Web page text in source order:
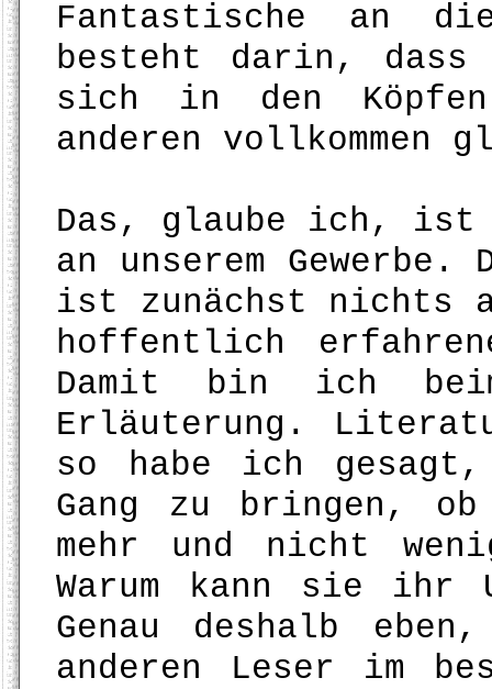
Fantastische an
besteht darin,
sich in den
anderen vollkommen
Das, glaube ich, ist
an unserem
ist zunächst nichts
hoffentlich
Damit bin ich
Erläuterung.
so habe ich
Gang zu bringen,
mehr und nicht
Warum kann sie
Genau deshalb
anderen Leser im